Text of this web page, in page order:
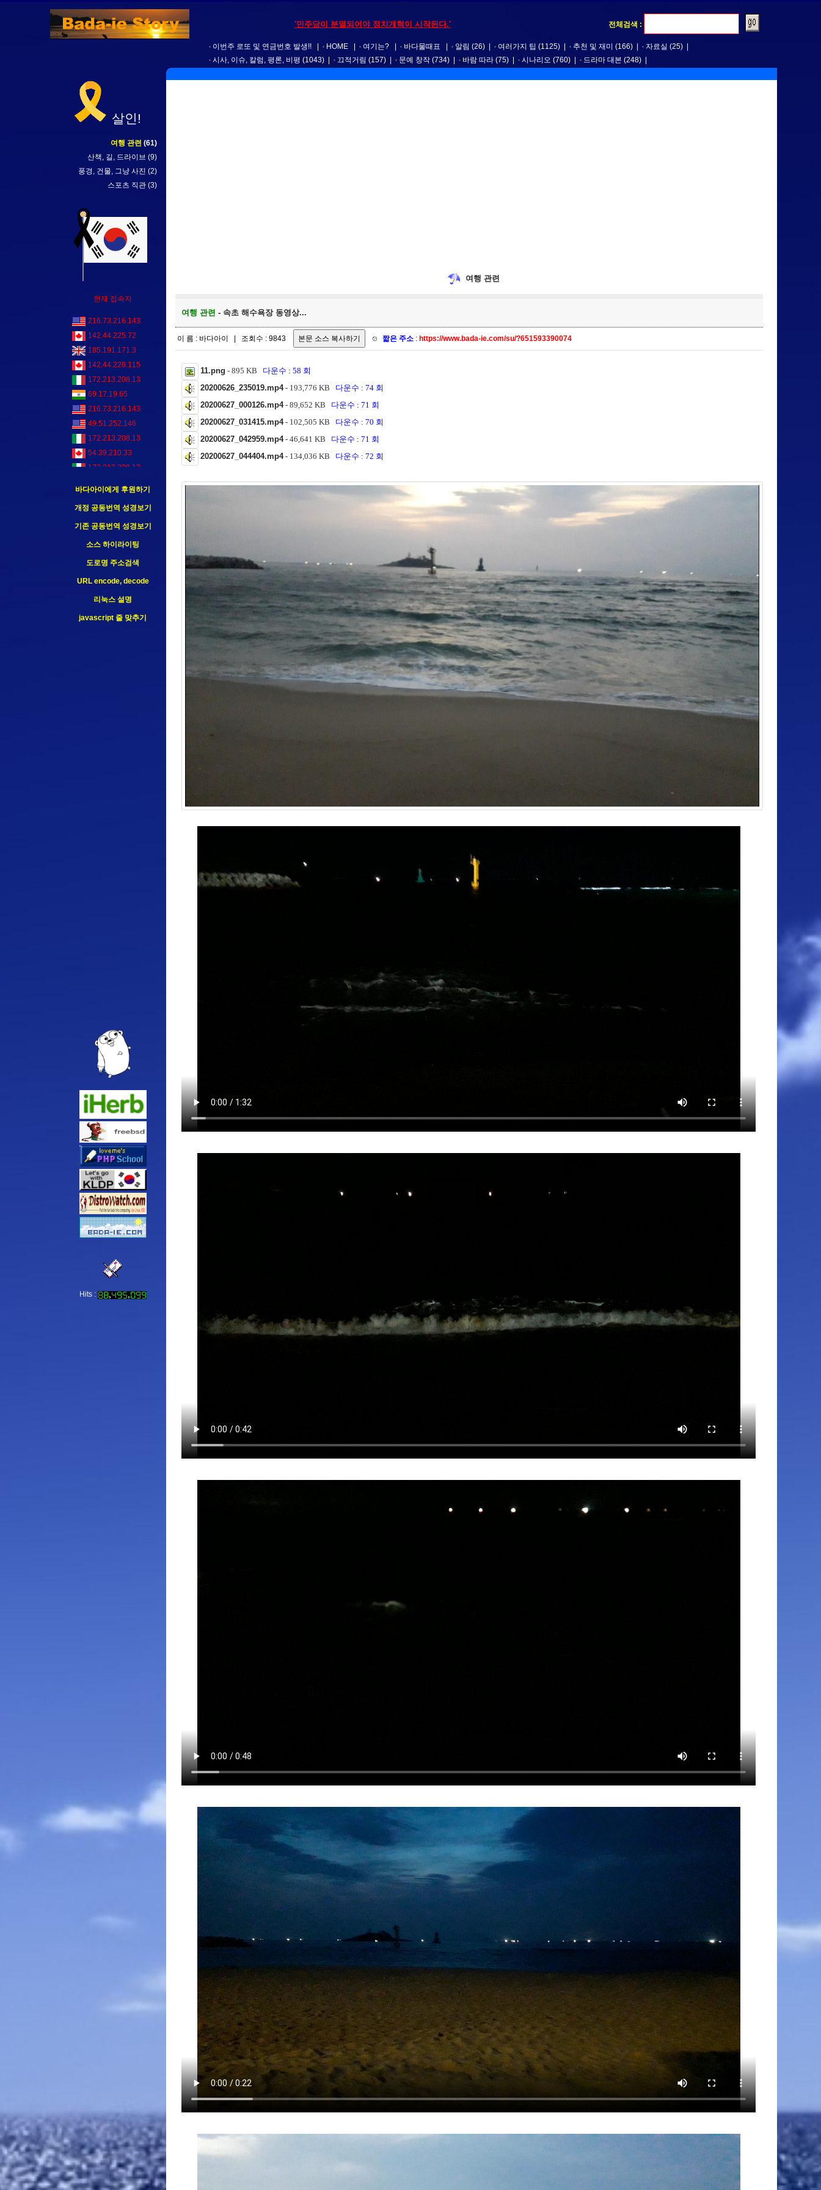
'민주당이 분열되어야 정치개혁이 시작된다.' 전체검색 :
이번주 로또 및 연금번호 발생!! HOME 여기는? 바다물때표 알림 (26) 여러가지 팁 (1125) 추천 및 재미 (166) 자료실 (25)
시사, 이슈, 칼럼, 평론, 비평 (1043) 끄적거림 (157) 문예 창작 (734) 바람 따라 (75) 시나리오 (760) 드라마 대본 (248)
살인!
여행 관련 (61)
산책, 길, 드라이브 (9)
풍경, 건물, 그냥 사진 (2)
스포츠 직관 (3)
현재 접속자
216.73.216.143
142.44.225.72
185.191.171.3
142.44.228.115
172.213.208.13
69.17.19.65
216.73.216.143
49.51.252.146
172.213.208.13
54.39.210.33
172.213.208.13
172.213.208.13
172.213.208.13
172.213.208.13
바다아이에게 후원하기
개정 공동번역 성경보기
기존 공동번역 성경보기
소스 하이라이팅
도로명 주소검색
URL encode, decode
리눅스 설명
javascript 줄 맞추기
Hits :
여행 관련
여행 관련 - 속초 해수욕장 동영상...
이 름 : 바다아이 | 조회수 : 9843 짧은 주소 : https://www.bada-ie.com/su/?651593390074
11.png - 895 KB 다운수 : 58 회
20200626_235019.mp4- 193,776 KB 다운수 : 74 회
20200627_000126.mp4- 89,652 KB 다운수 : 71 회
20200627_031415.mp4- 102,505 KB 다운수 : 70 회
20200627_042959.mp4- 46,641 KB 다운수 : 71 회
20200627_044404.mp4- 134,036 KB 다운수 : 72 회